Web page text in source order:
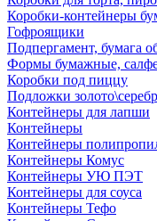
Коробки-контейнеры
Гофроящики
Подпергамент, бумага
Формы бумажные,
Коробки под пиццу
Подложки
Контейнеры для лапши
Контейнеры
Контейнеры
Контейнеры Комус
Контейнеры УЮ ПЭТ
Контейнеры для соуса
Контейнеры Тефо